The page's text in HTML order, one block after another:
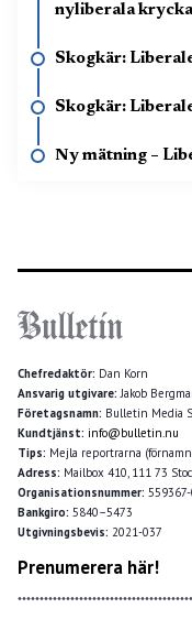
nyliberala krycka
Skogkär:
Skogkär:
Ny mätning –
Chefredaktör: Dan Korn
Ansvarig utgivare:Jakob
Företagsnamn: Bulletin Media
Kundtjänst: info@bulletin.nu
Tips: Mejla reportrarna
Adress: Mailbox 410, 111 73
Organisationsnummer:
Bankgiro: 5840–5473
Utgivningsbevis: 2021-037
Prenumerera här!